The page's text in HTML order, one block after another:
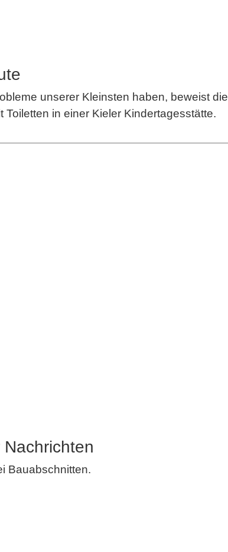
unserer Kleinsten haben, beweist die
in einer Kieler Kindertagesstätte.
Bauabschnitten.